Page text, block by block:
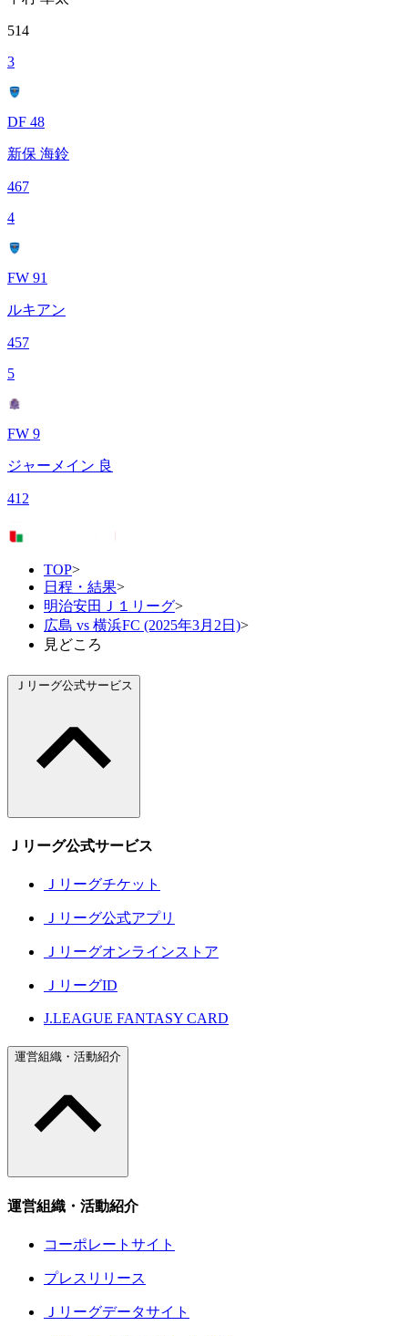
514
3
DF 48
新保 海鈴
467
4
FW 91
ルキアン
457
5
FW 9
ジャーメイン 良
412
TOP>
日程・結果>
明治安田Ｊ１リーグ>
広島 vs 横浜FC (2025年3月2日)>
見どころ
Ｊリーグ公式サービス
Ｊリーグ公式サービス
Ｊリーグチケット
Ｊリーグ公式アプリ
Ｊリーグオンラインストア
ＪリーグID
J.LEAGUE FANTASY CARD
運営組織・活動紹介
運営組織・活動紹介
コーポレートサイト
プレスリリース
Ｊリーグデータサイト